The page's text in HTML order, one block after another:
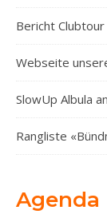
Bericht
Webseite
SlowUp Albula
Rangliste
Agenda